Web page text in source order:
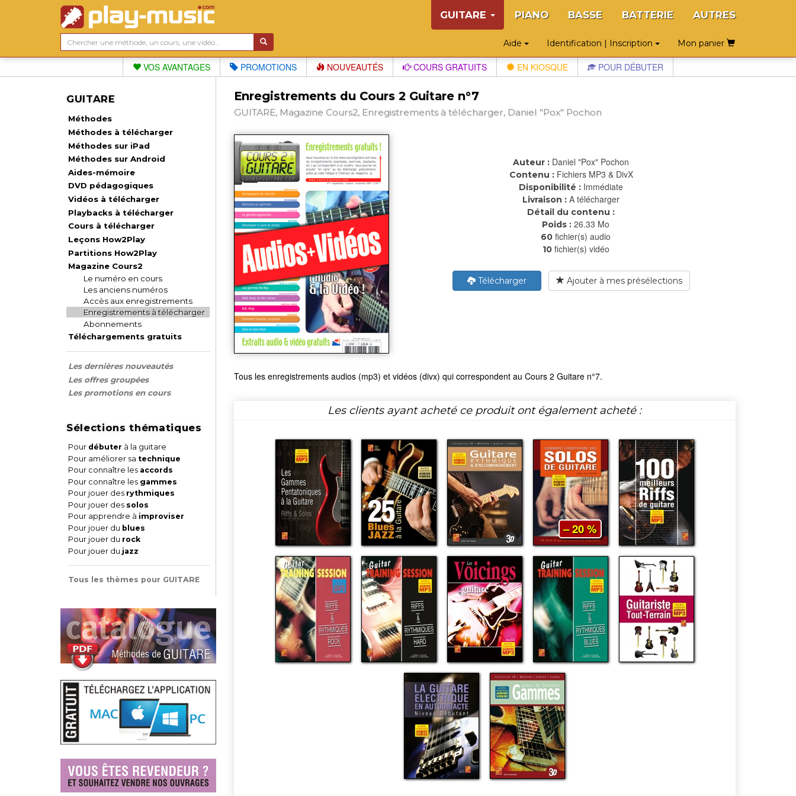
GUITARE PIANO BASSE BATTERIE AUTRES
Aide Identification | Inscription Mon panier
VOS AVANTAGES PROMOTIONS NOUVEAUTÉS COURS GRATUITS EN KIOSQUE POUR DÉBUTER
GUITARE
Méthodes
Méthodes à télécharger
Méthodes sur iPad
Méthodes sur Android
Aides-mémoire
DVD pédagogiques
Vidéos à télécharger
Playbacks à télécharger
Cours à télécharger
Leçons How2Play
Partitions How2Play
Magazine Cours2
Le numéro en cours
Les anciens numéros
Accès aux enregistrements
Enregistrements à télécharger
Abonnements
Téléchargements gratuits
Les dernières nouveautés
Les offres groupées
Les promotions en cours
Sélections thématiques
Pour débuter à la guitare
Pour améliorer sa technique
Pour connaître les accords
Pour connaître les gammes
Pour jouer des rythmiques
Pour jouer des solos
Pour apprendre à improviser
Pour jouer du blues
Pour jouer du rock
Pour jouer du jazz
Tous les thèmes pour GUITARE
Enregistrements du Cours 2 Guitare n°7
GUITARE, Magazine Cours2, Enregistrements à télécharger, Daniel "Pox" Pochon
Auteur : Daniel "Pox" Pochon
Contenu : Fichiers MP3 & DivX
Disponibilité : Immédiate
Livraison : A télécharger
Détail du contenu :
Poids : 26.33 Mo
60 fichier(s) audio
10 fichier(s) vidéo
Télécharger Ajouter à mes présélections
Tous les enregistrements audios (mp3) et vidéos (divx) qui correspondent au Cours 2 Guitare n°7.
Les clients ayant acheté ce produit ont également acheté :
– 20 %